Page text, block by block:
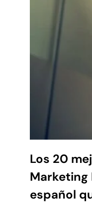
Los 20
Marketing
español